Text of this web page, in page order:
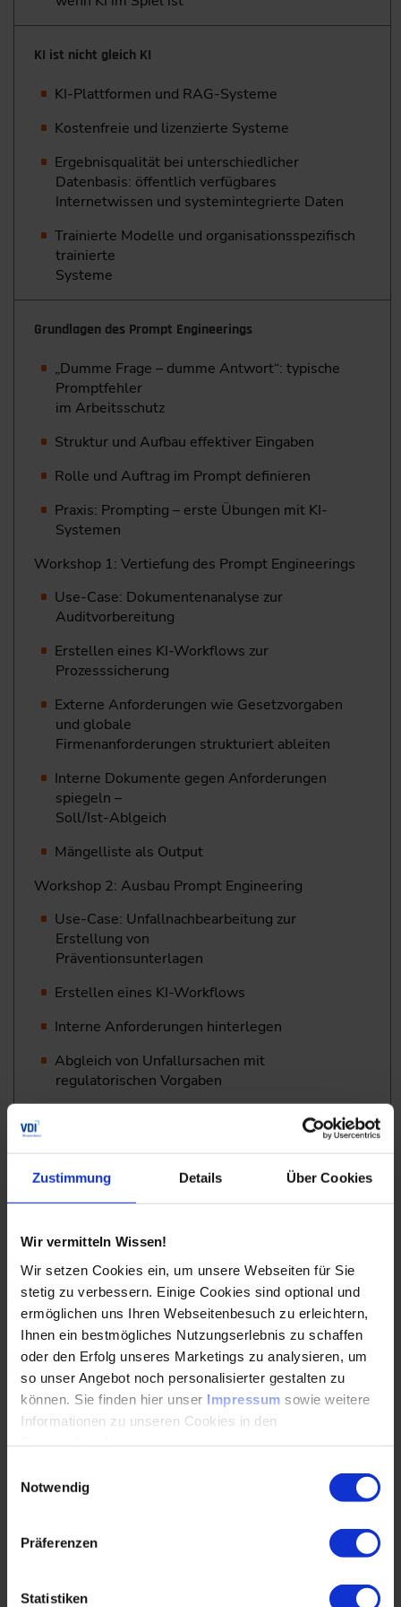
Zustimmung Details Über Cookies
Wir vermitteln Wissen!
Wir setzen Cookies ein, um unsere Webseiten für Sie
stetig zu verbessern. Einige Cookies sind optional und
ermöglichen uns Ihren Webseitenbesuch zu erleichtern,
Ihnen ein bestmögliches Nutzungserlebnis zu schaffen
oder den Erfolg unseres Marketings zu analysieren, um
so unser Angebot noch personalisierter gestalten zu
können. Sie finden hier unser Impressum sowie weitere
Informationen zu unseren Cookies in den
Notwendig
Präferenzen
Statistiken
KI ist nicht gleich KI
KI-Plattformen und RAG-Systeme
Kostenfreie und lizenzierte Systeme
Ergebnisqualität bei unterschiedlicher
Datenbasis: öffentlich verfügbares
Internetwissen und systemintegrierte Daten
Trainierte Modelle und organisationsspezifisch
trainierte
Systeme
Grundlagen des Prompt Engineerings
„Dumme Frage – dumme Antwort“: typische
Promptfehler
im Arbeitsschutz
Struktur und Aufbau effektiver Eingaben
Rolle und Auftrag im Prompt definieren
Praxis: Prompting – erste Übungen mit KI-
Systemen
Workshop 1: Vertiefung des Prompt Engineerings
Use-Case: Dokumentenanalyse zur
Auditvorbereitung
Erstellen eines KI-Workflows zur
Prozesssicherung
Externe Anforderungen wie Gesetzvorgaben
und globale
Firmenanforderungen strukturiert ableiten
Interne Dokumente gegen Anforderungen
spiegeln –
Soll/Ist-Ablgeich
Mängelliste als Output
Workshop 2: Ausbau Prompt Engineering
Use-Case: Unfallnachbearbeitung zur
Erstellung von
Präventionsunterlagen
Erstellen eines KI-Workflows
Interne Anforderungen hinterlegen
Abgleich von Unfallursachen mit
regulatorischen Vorgaben
Poster, Präsentationsfolien, und Lessons
Vom Prompt zum KI-Agent
KI-Agents
Vorteile in der Nutzung von KI-Agents
Möglichkeiten und Grenzen
Workshop 3: Erstellung eines KI-Agents als
Assistent
Use-Case: Auf Basis der KI-Auditmängelliste
Dokumente
aktualisieren lassen
KI-Systemen